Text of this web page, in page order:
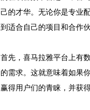
己的才华。无论你是专业
到适合自己的项目和合作伙
首先，喜马拉雅平台上有
的需求。这就意味着如果
赢得用户们的青睐，并获